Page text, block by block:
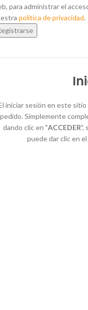
para administrar el
política de privacidad.
iniciar sesión en este
pedido. Simplemente
dando clic en "ACCEDER",
puede dar clic en